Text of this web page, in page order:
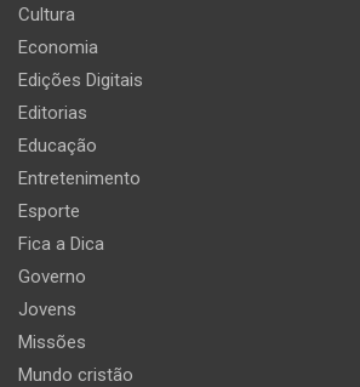
Cultura
Economia
Edições Digitais
Editorias
Educação
Entretenimento
Esporte
Fica a Dica
Governo
Jovens
Missões
Mundo cristão